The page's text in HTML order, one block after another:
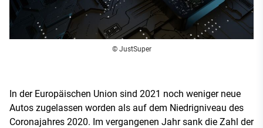
© JustSuper
In der Europäischen Union sind 2021 noch weniger neue
Autos zugelassen worden als auf dem Niedrigniveau des
Coronajahres 2020. Im vergangenen Jahr sank die Zahl der